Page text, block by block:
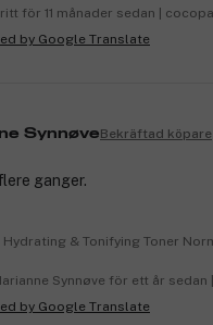
för 11 månader sedan |
SynnøveBekräftad köpare
ganger.
& Tonifying Toner
Synnøve för ett år